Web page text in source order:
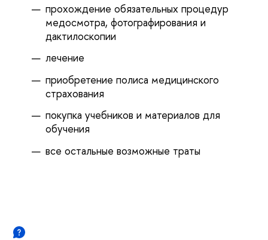
прохождение обязательных процедур
медосмотра, фотографирования и
дактилоскопии
лечение
приобретение полиса медицинского
страхования
покупка учебников и материалов для
обучения
все остальные возможные траты